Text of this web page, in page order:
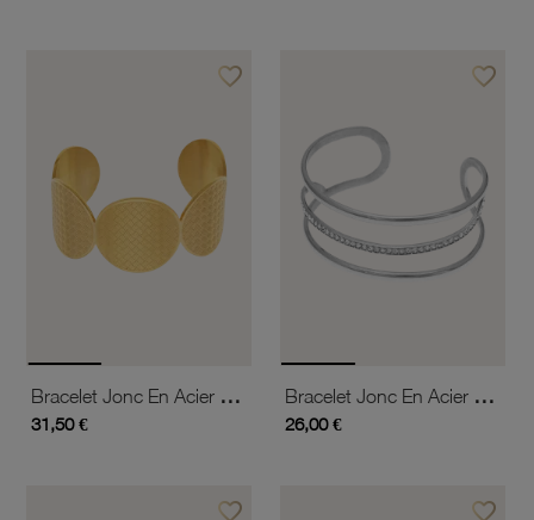
favorite_borderAjouter à vos favoris
Bracelet Jonc En Acier Doré, Ronds
31,50 €
favorite_borderAjouter
Bracelet Jonc En Acier Et Cristaux De Synthèse
26,00 €
favorite_border favorite_border